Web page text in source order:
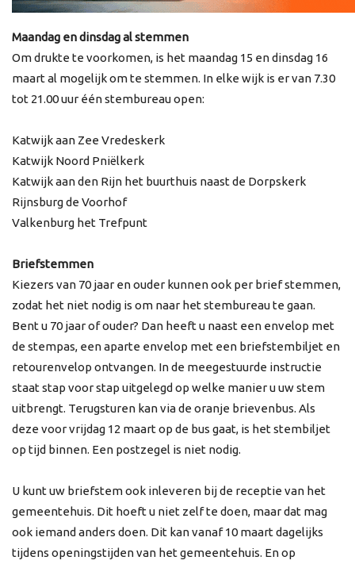
Maandag en dinsdag al stemmen
Om drukte te voorkomen, is het maandag 15 en dinsdag 16
maart al mogelijk om te stemmen. In elke wijk is er van 7.30
tot 21.00 uur één stembureau open:
Katwijk aan Zee Vredeskerk
Katwijk Noord Pniëlkerk
Katwijk aan den Rijn het buurthuis naast de Dorpskerk
Rijnsburg de Voorhof
Valkenburg het Trefpunt
Briefstemmen
Kiezers van 70 jaar en ouder kunnen ook per brief stemmen,
zodat het niet nodig is om naar het stembureau te gaan.
Bent u 70 jaar of ouder? Dan heeft u naast een envelop met
de stempas, een aparte envelop met een briefstembiljet en
retourenvelop ontvangen. In de meegestuurde instructie
staat stap voor stap uitgelegd op welke manier u uw stem
uitbrengt. Terugsturen kan via de oranje brievenbus. Als
deze voor vrijdag 12 maart op de bus gaat, is het stembiljet
op tijd binnen. Een postzegel is niet nodig.
U kunt uw briefstem ook inleveren bij de receptie van het
gemeentehuis. Dit hoeft u niet zelf te doen, maar dat mag
ook iemand anders doen. Dit kan vanaf 10 maart dagelijks
tijdens openingstijden van het gemeentehuis. En op